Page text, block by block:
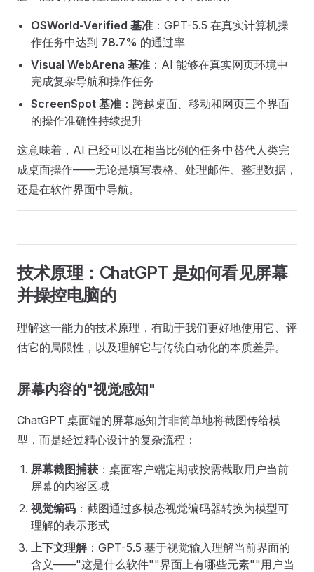
OSWorld-Verified 基准 ：GPT-5.5 在真实计算机操
作任务中达到 78.7% 的通过率
Visual WebArena 基准 ：AI 能够在真实网页环境中
完成复杂导航和操作任务
ScreenSpot 基准 ：跨越桌面、移动和网页三个界面
的操作准确性持续提升
这意味着，AI 已经可以在相当比例的任务中替代人类完
成桌面操作——无论是填写表格、处理邮件、整理数据，
还是在软件界面中导航。
技术原理：ChatGPT 是如何看见屏幕
并操控电脑的
理解这一能力的技术原理，有助于我们更好地使用它、评
估它的局限性，以及理解它与传统自动化的本质差异。
屏幕内容的"视觉感知"
ChatGPT 桌面端的屏幕感知并非简单地将截图传给模
型，而是经过精心设计的复杂流程：
屏幕截图捕获 ：桌面客户端定期或按需截取用户当前
屏幕的内容区域
视觉编码 ：截图通过多模态视觉编码器转换为模型可
理解的表示形式
上下文理解：GPT-5.5 基于视觉输入理解当前界面的
含义——"这是什么软件""界面上有哪些元素""用户当